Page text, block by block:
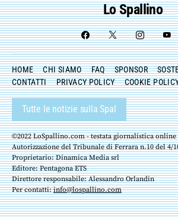
Lo Spallino
HOME CHI SIAMO FAQ SPONSOR
CONTATTI
PRIVACY POLICY COOKIE
Tutte le notizie sulla Spal
©2022 LoSpallino.com - testata giornalistica online
Autorizzazione del Tribunale di Ferrara n.10 del 4/
Proprietario: Dinamica Media srl
Editore: Pentagona ETS
Direttore responsabile: Alessandro Orlandin
Per contatti:info@lospallino.com